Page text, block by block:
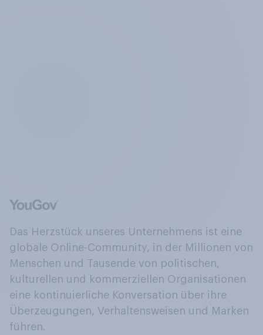
Das Herzstück unseres Unternehmens ist eine
globale Online-Community, in der Millionen von
Menschen und Tausende von politischen,
kulturellen und kommerziellen Organisationen
eine kontinuierliche Konversation über ihre
Überzeugungen, Verhaltensweisen und Marken
führen.